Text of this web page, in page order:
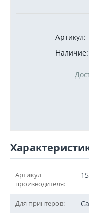
Артикул:
Наличие:
Артикул
производителя:
Для принтеров: